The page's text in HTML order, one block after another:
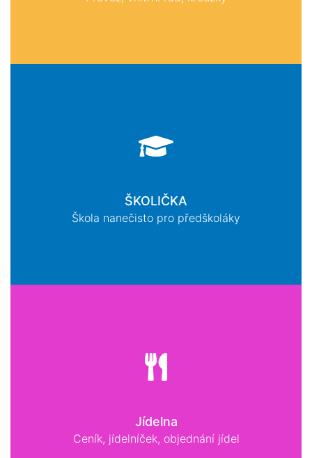
ŠKOLIČKA
Škola nanečisto pro předškoláky
Jídelna
Ceník, jídelníček, objednání jídel